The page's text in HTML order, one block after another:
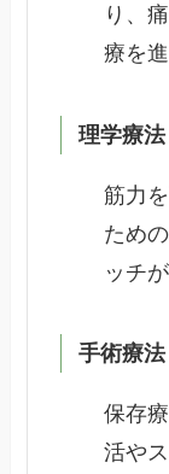
り、
療を
理学療法
筋力
ため
ッチ
手術療法
保存
活や